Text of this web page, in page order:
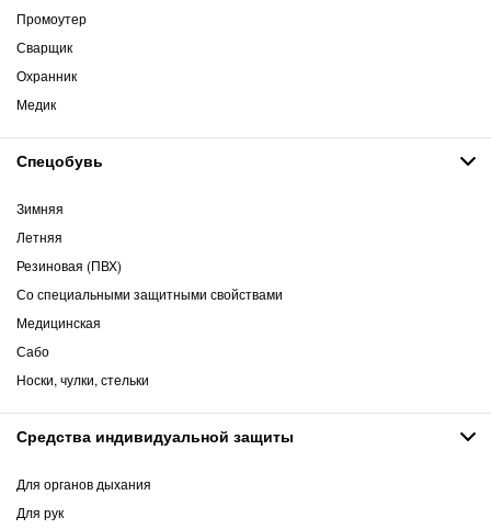
Промоутер
Сварщик
Охранник
Медик
Спецобувь
Зимняя
Летняя
Резиновая (ПВХ)
Со специальными защитными свойствами
Медицинская
Сабо
Носки, чулки, стельки
Средства индивидуальной защиты
Для органов дыхания
Для рук